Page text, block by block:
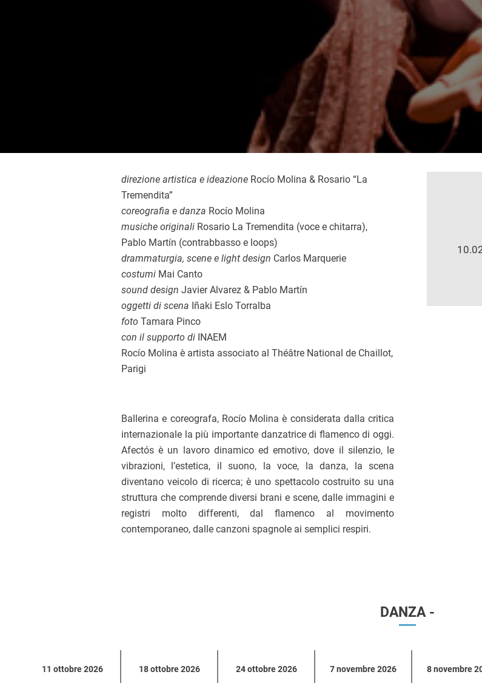
direzione artistica e ideazione Rocío Molina & Rosario “La
Tremendita”
coreografia e danza Rocío Molina
musiche originali Rosario La Tremendita (voce e chitarra),
Pablo Martín (contrabbasso e loops)
drammaturgia, scene e light design Carlos Marquerie
costumi Mai Canto
sound design Javier Alvarez & Pablo Martín
oggetti di scena Iñaki Eslo Torralba
foto Tamara Pinco
con il supporto di INAEM
Rocío Molina è artista associato al Théâtre National de Chaillot,
Parigi
Ballerina e coreografa, Rocío Molina è considerata dalla critica
internazionale la più importante danzatrice di flamenco di oggi.
Afectós è un lavoro dinamico ed emotivo, dove il silenzio, le
vibrazioni, l’estetica, il suono, la voce, la danza, la scena
diventano veicolo di ricerca; è uno spettacolo costruito su una
struttura che comprende diversi brani e scene, dalle immagini e
registri molto differenti, dal flamenco al movimento
contemporaneo, dalle canzoni spagnole ai semplici respiri.
DANZA -
eventi11 ottobre 2026 18 ottobre 2026 24 ottobre 2026 7 novembre 2026 8 novembre